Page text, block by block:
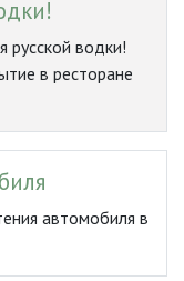
русской водки!
в ресторане
автомобиля в